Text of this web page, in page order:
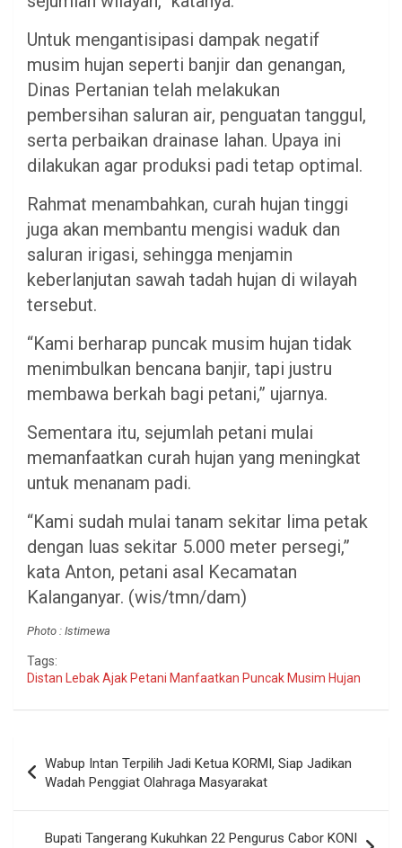
Untuk mengantisipasi dampak negatif
musim hujan seperti banjir dan genangan,
Dinas Pertanian telah melakukan
pembersihan saluran air, penguatan tanggul,
serta perbaikan drainase lahan. Upaya ini
dilakukan agar produksi padi tetap optimal.
Rahmat menambahkan, curah hujan tinggi
juga akan membantu mengisi waduk dan
saluran irigasi, sehingga menjamin
keberlanjutan sawah tadah hujan di wilayah
tersebut.
“Kami berharap puncak musim hujan tidak
menimbulkan bencana banjir, tapi justru
membawa berkah bagi petani,” ujarnya.
Sementara itu, sejumlah petani mulai
memanfaatkan curah hujan yang meningkat
untuk menanam padi.
“Kami sudah mulai tanam sekitar lima petak
dengan luas sekitar 5.000 meter persegi,”
kata Anton, petani asal Kecamatan
Kalanganyar. (wis/tmn/dam)
Photo : Istimewa
Tags:
Distan Lebak Ajak Petani Manfaatkan Puncak Musim Hujan
pos
Wabup Intan Terpilih Jadi Ketua KORMI, Siap Jadikan
Wadah Penggiat Olahraga Masyarakat
Bupati Tangerang Kukuhkan 22 Pengurus Cabor KONI